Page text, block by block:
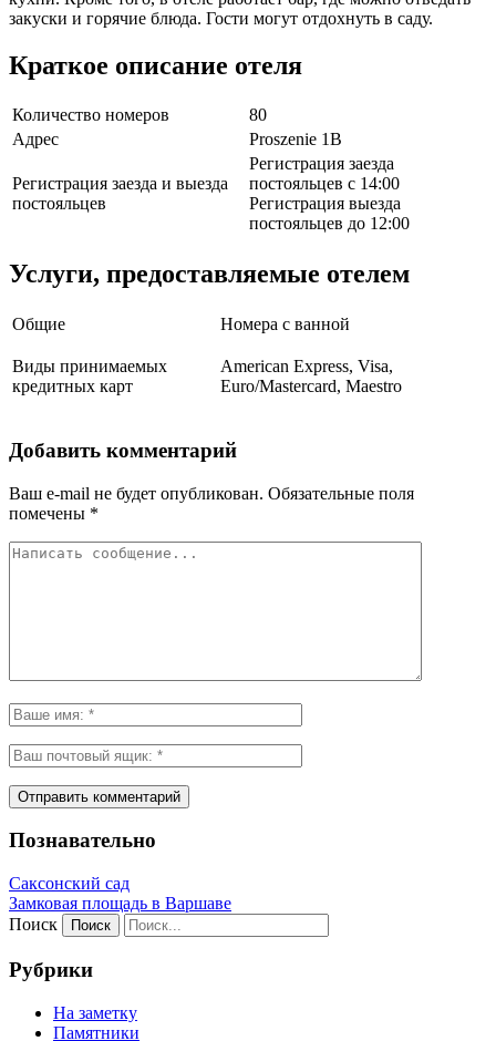
закуски и горячие блюда. Гости могут отдохнуть в саду.
Краткое описание отеля
Количество номеров
80
Адрес
Proszenie 1B
Регистрация заезда и выезда
постояльцев
Регистрация заезда
постояльцев с 14:00
Регистрация выезда
постояльцев до 12:00
Услуги, предоставляемые отелем
Общие Номера с ванной
Виды принимаемых
кредитных карт
American Express, Visa,
Euro/Mastercard, Maestro
Добавить комментарий
Ваш e-mail не будет опубликован. Обязательные поля
помечены *
Познавательно
Саксонский сад
Замковая площадь в Варшаве
Поиск
Рубрики
На заметку
Памятники